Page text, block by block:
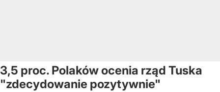
3,5 proc. Polaków ocenia rząd Tuska
"zdecydowanie pozytywnie"